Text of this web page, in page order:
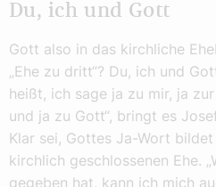
Du, ich und Gott
Gott also in das kirchliche
„Ehe zu dritt“? Du, ich und
heißt, ich sage ja zu mir, ja
und ja zu Gott“, bringt es
Klar sei, Gottes Ja-Wort
kirchlich geschlossenen Ehe.
gegeben hat, kann ich mich